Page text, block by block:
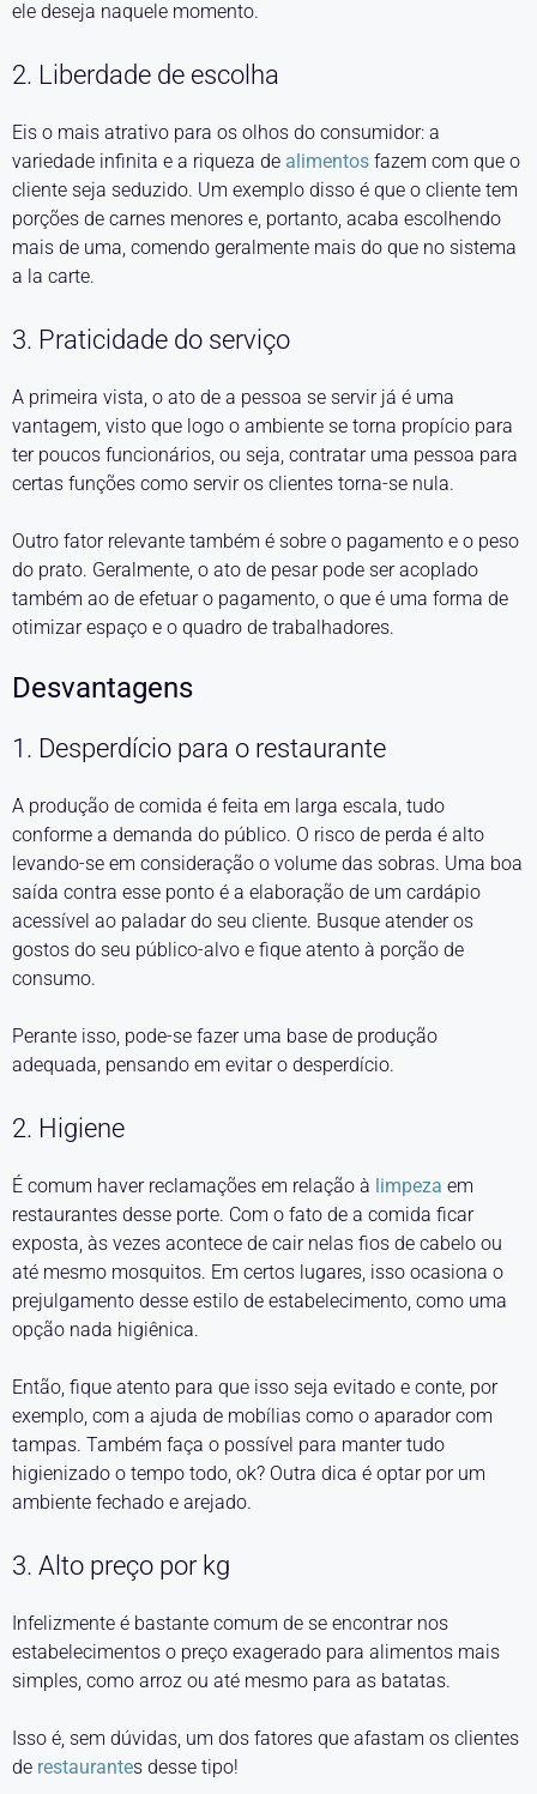
ele deseja naquele momento.
2. Liberdade de escolha
Eis o mais atrativo para os olhos do consumidor: a
variedade infinita e a riqueza de alimentos fazem com que o
cliente seja seduzido. Um exemplo disso é que o cliente tem
porções de carnes menores e, portanto, acaba escolhendo
mais de uma, comendo geralmente mais do que no sistema
a la carte.
3. Praticidade do serviço
A primeira vista, o ato de a pessoa se servir já é uma
vantagem, visto que logo o ambiente se torna propício para
ter poucos funcionários, ou seja, contratar uma pessoa para
certas funções como servir os clientes torna-se nula.
Outro fator relevante também é sobre o pagamento e o peso
do prato. Geralmente, o ato de pesar pode ser acoplado
também ao de efetuar o pagamento, o que é uma forma de
otimizar espaço e o quadro de trabalhadores.
Desvantagens
1. Desperdício para o restaurante
A produção de comida é feita em larga escala, tudo
conforme a demanda do público. O risco de perda é alto
levando-se em consideração o volume das sobras. Uma boa
saída contra esse ponto é a elaboração de um cardápio
acessível ao paladar do seu cliente. Busque atender os
gostos do seu público-alvo e fique atento à porção de
consumo.
Perante isso, pode-se fazer uma base de produção
adequada, pensando em evitar o desperdício.
2. Higiene
É comum haver reclamações em relação à limpeza em
restaurantes desse porte. Com o fato de a comida ficar
exposta, às vezes acontece de cair nelas fios de cabelo ou
até mesmo mosquitos. Em certos lugares, isso ocasiona o
prejulgamento desse estilo de estabelecimento, como uma
opção nada higiênica.
Então, fique atento para que isso seja evitado e conte, por
exemplo, com a ajuda de mobílias como o aparador com
tampas. Também faça o possível para manter tudo
higienizado o tempo todo, ok? Outra dica é optar por um
ambiente fechado e arejado.
3. Alto preço por kg
Infelizmente é bastante comum de se encontrar nos
estabelecimentos o preço exagerado para alimentos mais
simples, como arroz ou até mesmo para as batatas.
Isso é, sem dúvidas, um dos fatores que afastam os clientes
de restaurantes desse tipo!